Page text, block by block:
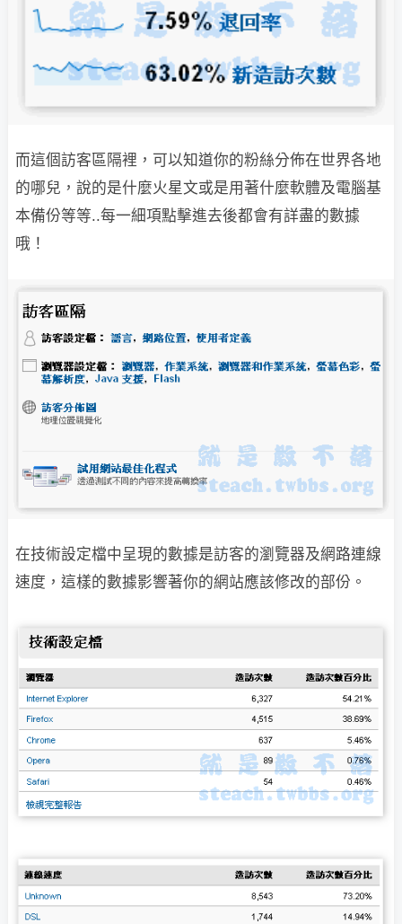
而這個訪客區隔裡，可以知道你的粉絲分佈在世界各地
的哪兒，說的是什麼火星文或是用著什麼軟體及電腦基
本備份等等..每一細項點擊進去後都會有詳盡的數據
哦！
在技術設定檔中呈現的數據是訪客的瀏覽器及網路連線
速度，這樣的數據影響著你的網站應該修改的部份。